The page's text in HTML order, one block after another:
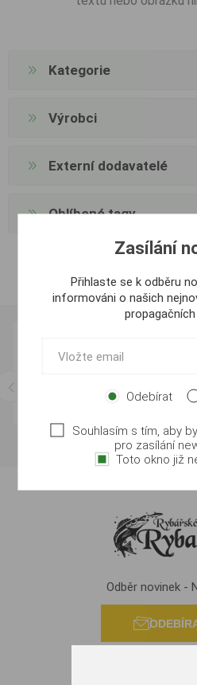
Kategorie
Výrobci
Externí dodavatelé
Oblíbené tagy
Odběr novinek -
Zasílání
Přihlaste se k odběru
informováni o našich
Odebírat
Souhlasím s tím, aby
pro zasílání
Toto okno již